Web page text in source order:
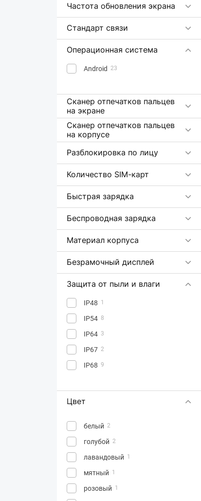
Частота обновления экрана
Стандарт связи
Операционная система
Android 23
Сканер отпечатков пальцев
на экране
Сканер отпечатков пальцев
на корпусе
Разблокировка по лицу
Количество SIM-карт
Быстрая зарядка
Беспроводная зарядка
Материал корпуса
Безрамочный дисплей
Защита от пыли и влаги
IP48 1
IP54 8
IP64 3
IP67 2
IP68 9
Цвет
белый 2
голубой 2
лавандовый 1
мятный 1
розовый 1